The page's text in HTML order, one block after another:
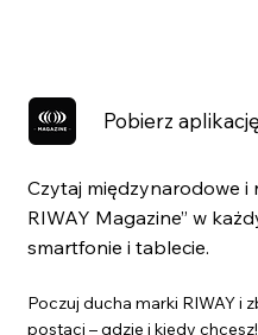
Pobierz aplikację
Czytaj międzynarodowe i
RIWAY Magazine” w
smartfonie i tablecie.
Poczuj ducha marki RIWAY i
postaci – gdzie i kiedy